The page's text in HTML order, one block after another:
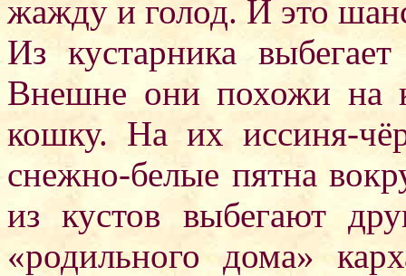
жажду и голод. И это
Из кустарника
Внешне они похожи на
кошку. На их иссиня-
снежно-белые пятна
из кустов выбегают
«родильного дома»